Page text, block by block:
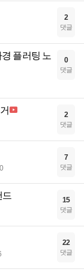
2
댓글
플러팅 노
0
댓글
2
댓글
7
댓글
드 15
댓글
22
댓글